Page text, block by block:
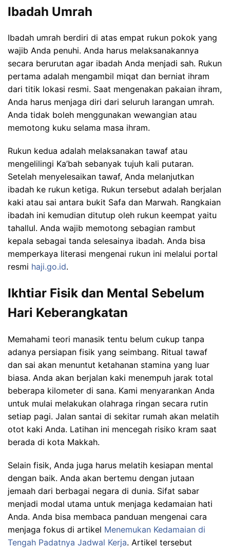
Ibadah Umrah
Ibadah umrah berdiri di atas empat rukun pokok yang
wajib Anda penuhi. Anda harus melaksanakannya
secara berurutan agar ibadah Anda menjadi sah. Rukun
pertama adalah mengambil miqat dan berniat ihram
dari titik lokasi resmi. Saat mengenakan pakaian ihram,
Anda harus menjaga diri dari seluruh larangan umrah.
Anda tidak boleh menggunakan wewangian atau
memotong kuku selama masa ihram.
Rukun kedua adalah melaksanakan tawaf atau
mengelilingi Ka’bah sebanyak tujuh kali putaran.
Setelah menyelesaikan tawaf, Anda melanjutkan
ibadah ke rukun ketiga. Rukun tersebut adalah berjalan
kaki atau sai antara bukit Safa dan Marwah. Rangkaian
ibadah ini kemudian ditutup oleh rukun keempat yaitu
tahallul. Anda wajib memotong sebagian rambut
kepala sebagai tanda selesainya ibadah. Anda bisa
memperkaya literasi mengenai rukun ini melalui portal
resmi haji.go.id.
Ikhtiar Fisik dan Mental Sebelum
Hari Keberangkatan
Memahami teori manasik tentu belum cukup tanpa
adanya persiapan fisik yang seimbang. Ritual tawaf
dan sai akan menuntut ketahanan stamina yang luar
biasa. Anda akan berjalan kaki menempuh jarak total
beberapa kilometer di sana. Kami menyarankan Anda
untuk mulai melakukan olahraga ringan secara rutin
setiap pagi. Jalan santai di sekitar rumah akan melatih
otot kaki Anda. Latihan ini mencegah risiko kram saat
berada di kota Makkah.
Selain fisik, Anda juga harus melatih kesiapan mental
dengan baik. Anda akan bertemu dengan jutaan
jemaah dari berbagai negara di dunia. Sifat sabar
menjadi modal utama untuk menjaga kedamaian hati
Anda. Anda bisa membaca panduan mengenai cara
menjaga fokus di artikel Menemukan Kedamaian di
Tengah Padatnya Jadwal Kerja. Artikel tersebut